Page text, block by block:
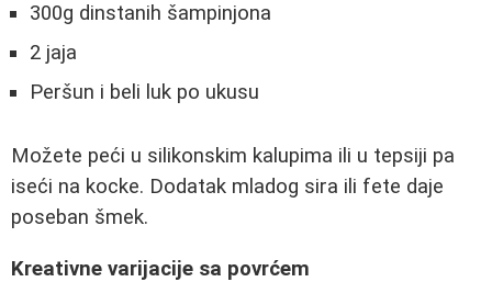
300g dinstanih šampinjona
2 jaja
Peršun i beli luk po ukusu
Možete peći u silikonskim kalupima ili u tepsiji pa
iseći na kocke. Dodatak mladog sira ili fete daje
poseban šmek.
Kreativne varijacije sa povrćem